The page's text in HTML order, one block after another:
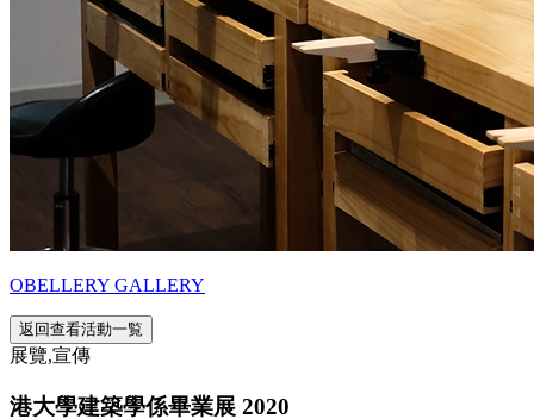
OBELLERY GALLERY
返回查看活動一覧
展覽,宣傳
港大學建築學係畢業展 2020